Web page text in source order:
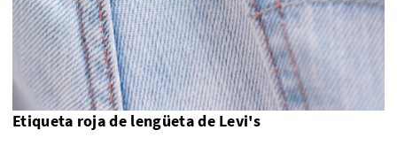
Etiqueta roja de lengüeta de Levi's